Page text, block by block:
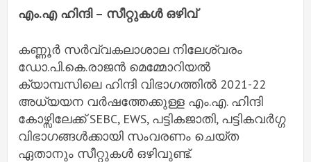
എം.എ ഹിന്ദി – സീറ്റുകൾ ഒഴിവ്
കണ്ണൂർ സർവ്വകലാശാല നിലേശ്വരം
ഡോ.പി.കെ.രാജൻ മെമ്മോറിയൽ
ക്യാമ്പസിലെ ഹിന്ദി വിഭാഗത്തിൽ 2021-22
അധ്യയന വർഷത്തേക്കുള്ള എം.എ. ഹിന്ദി
കോഴ്സിലേക്ക് SEBC, EWS, പട്ടികജാതി, പട്ടികവർഗ്ഗ
വിഭാഗങ്ങൾക്കായി സംവരണം ചെയ്ത
ഏതാനും സീറ്റുകൾ ഒഴിവുണ്ട്.